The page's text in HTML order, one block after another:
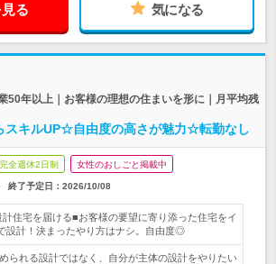
る 気になる
50年以上｜お客様の理想の住まいを形に｜月平均残
スキルUP☆自由度の高さが魅力☆転勤なし
完全週休2日制 女性のおしごと掲載中
終了予定日： 2026/10/08
住宅を届ける■お客様の要望に寄り添った住宅をイ
設計！決まったやり方はナシ。自由度◎
められる設計ではなく、自分が主体の設計をやりたい